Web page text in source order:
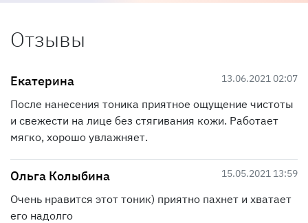
Отзывы
Екатерина 13.06.2021 02:07
После нанесения тоника приятное ощущение чистоты
и свежести на лице без стягивания кожи. Работает
мягко, хорошо увлажняет.
Ольга Колыбина 15.05.2021 13:59
Очень нравится этот тоник) приятно пахнет и хватает
его надолго